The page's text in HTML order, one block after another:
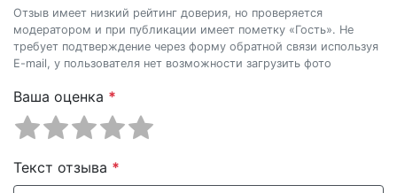
Отзыв имеет низкий рейтинг доверия, но проверяется
модератором и при публикации имеет пометку «Гость». Не
требует подтверждение через форму обратной связи используя
E-mail, у пользователя нет возможности загрузить фото
Ваша оценка *
Текст отзыва *